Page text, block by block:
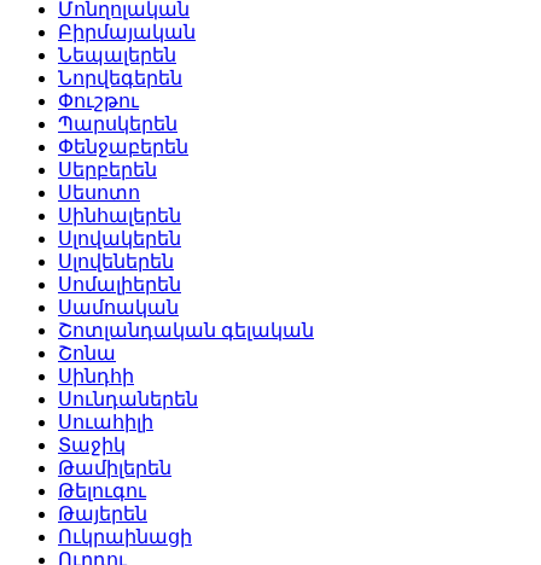
Մոնղոլական
Բիրմայական
Նեպալերեն
Նորվեգերեն
Փուշթու
Պարսկերեն
Փենջաբերեն
Սերբերեն
Սեսոտո
Սինհալերեն
Սլովակերեն
Սլովեներեն
Սոմալիերեն
Սամոական
Շոտլանդական գելական
Շոնա
Սինդհի
Սունդաներեն
Սուահիլի
Տաջիկ
Թամիլերեն
Թելուգու
Թայերեն
Ուկրաինացի
Ուրդու